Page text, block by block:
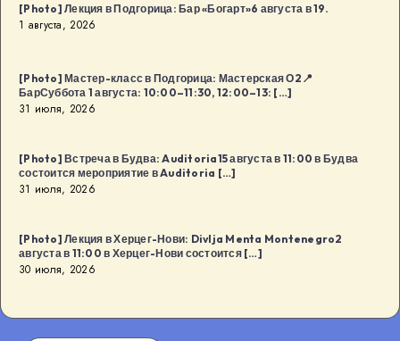
[Photo] Лекция в Подгорица: Бар «Богарт»6 августа в 19.
1 августа, 2026
[Photo] Мастер-класс в Подгорица: Мастерская О2📍
БарСуббота 1 августа: 10:00–11:30, 12:00–13: […]
31 июля, 2026
[Photo] Встреча в Будва: Auditoria15 августа в 11:00 в Будва
состоится мероприятие в Auditoria […]
31 июля, 2026
[Photo] Лекция в Херцег-Нови: Divlja Menta Montenegro2
августа в 11:00 в Херцег-Нови состоится […]
30 июля, 2026